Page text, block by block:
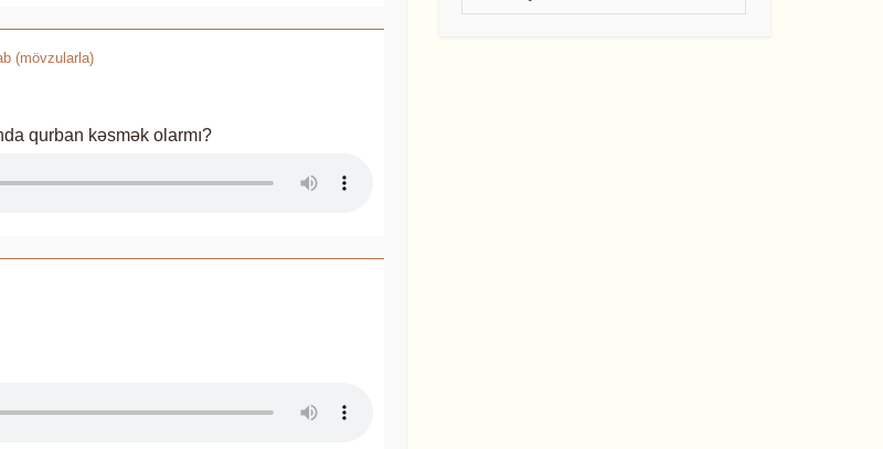
(mövzularla)
qurban kəsmək olarmı?